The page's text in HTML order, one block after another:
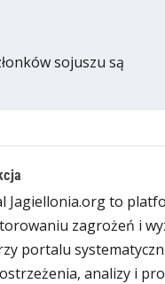
sojuszu są
Jagiellonia.org to
zagrożeń i
portalu
analizy i